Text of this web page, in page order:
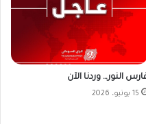
النور… وردنا الآن
15 يونيو، 2026